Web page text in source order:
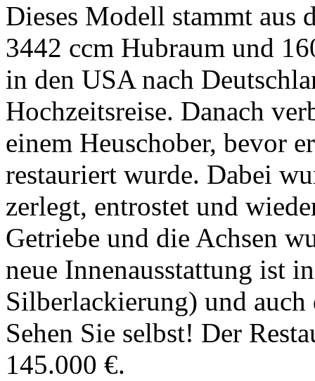
Dieses Modell stammt aus
3442 ccm Hubraum und
in den USA nach
Hochzeitsreise. Danach
einem Heuschober, bevor
restauriert wurde. Dabei
zerlegt, entrostet und
Getriebe und die Achsen
neue Innenausstattung ist
Silberlackierung) und
Sehen Sie selbst! Der
145.000 €.